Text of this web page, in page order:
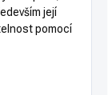
její
pomocí